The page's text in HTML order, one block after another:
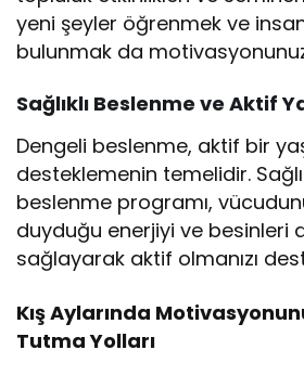
yeni şeyler öğrenmek ve
bulunmak da
Sağlıklı Beslenme ve Aktif
Dengeli beslenme, aktif bir
desteklemenin temelidir.
beslenme programı,
duyduğu enerjiyi ve besinleri
sağlayarak aktif olmanızı
Kış Aylarında
Tutma Yolları